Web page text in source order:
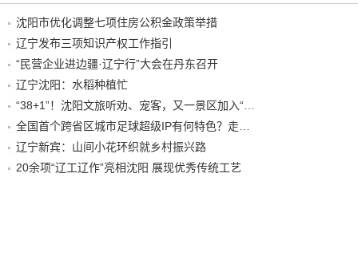
沈阳市优化调整七项住房公积金政策举措
辽宁发布三项知识产权工作指引
“民营企业进边疆·辽宁行”大会在丹东召开
辽宁沈阳：水稻种植忙
辽宁新宾：山间小花环织就乡村振兴路
20余项“辽工辽作”亮相沈阳 展现优秀传统工艺